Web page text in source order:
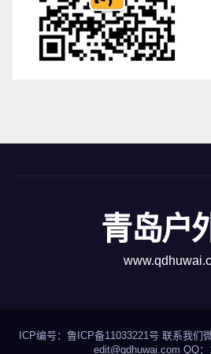
青岛户
ICP编号： 鲁ICP备11033221号 联系我们
edit@qdhuwai.com QQ：